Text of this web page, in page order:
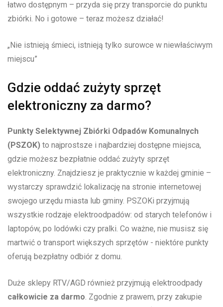
łatwo dostępnym – przyda się przy transporcie do punktu
zbiórki. No i gotowe – teraz możesz działać!
„Nie istnieją śmieci, istnieją tylko surowce w ‌niewłaściwym
miejscu”
Gdzie oddać zużyty⁣ sprzęt
elektroniczny za ‍darmo?
Punkty Selektywnej Zbiórki Odpadów Komunalnych
(PSZOK) to najprostsze i najbardziej dostępne miejsca,
⁣gdzie możesz⁢ bezpłatnie⁢ oddać zużyty sprzęt
elektroniczny. Znajdziesz je praktycznie w każdej gminie –
wystarczy sprawdzić lokalizację na stronie ⁤internetowej
swojego urzędu miasta lub ‍gminy. PSZOKi przyjmują
wszystkie rodzaje elektroodpadów: od starych telefonów i
laptopów, po lodówki ‍czy pralki. Co ważne, nie musisz się
martwić o transport większych sprzętów ⁢- niektóre punkty
oferują​ bezpłatny odbiór z domu.
Duże sklepy RTV/AGD ​również przyjmują ​elektroodpady
całkowicie za darmo. Zgodnie z prawem, przy zakupie